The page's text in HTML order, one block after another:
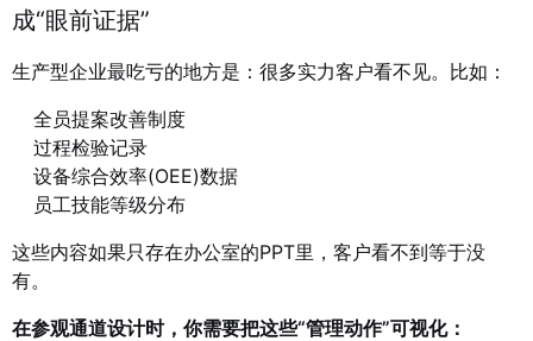
成“眼前证据”
生产型企业最吃亏的地方是：很多实力客户看不见。比如：
全员提案改善制度
过程检验记录
设备综合效率(OEE)数据
员工技能等级分布
这些内容如果只存在办公室的PPT里，客户看不到等于没
有。
在参观通道设计时，你需要把这些“管理动作”可视化：